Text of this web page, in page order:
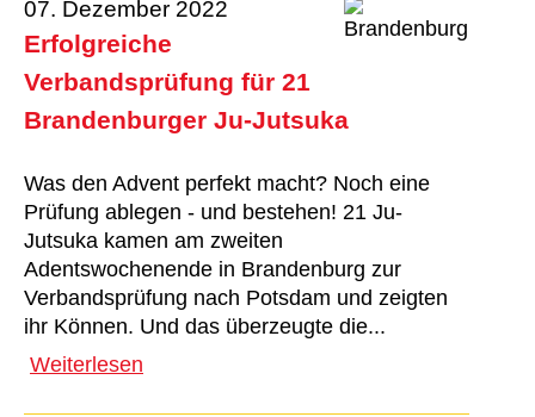
07. Dezember 2022
Erfolgreiche
Verbandsprüfung für 21
Brandenburger Ju-Jutsuka
Was den Advent perfekt macht? Noch eine
Prüfung ablegen - und bestehen! 21 Ju-
Jutsuka kamen am zweiten
Adentswochenende in Brandenburg zur
Verbandsprüfung nach Potsdam und zeigten
ihr Können. Und das überzeugte die...
Weiterlesen